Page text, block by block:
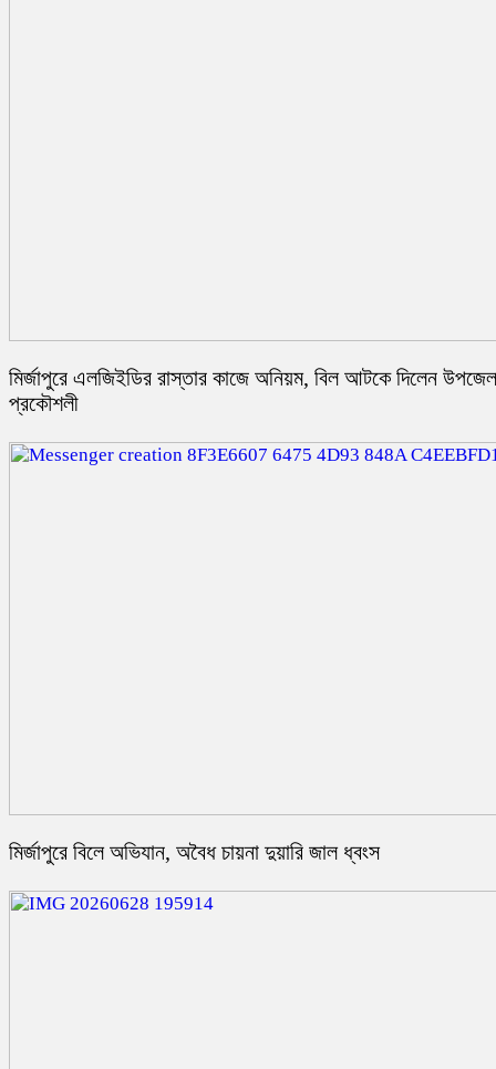
মির্জাপুরে এলজিইডির রাস্তার কাজে অনিয়ম, বিল আটকে দিলেন
প্রকৌশলী
মির্জাপুরে বিলে অভিযান, অবৈধ চায়না দুয়ারি জাল ধ্বংস